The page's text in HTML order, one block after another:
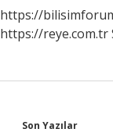
https://
https://reye.com.tr
Son Yazılar